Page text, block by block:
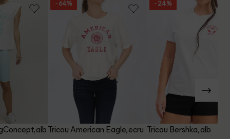
alb
- 64%
Tricou American Eagle, ecru
- 24%
Tricou Bershka, alb